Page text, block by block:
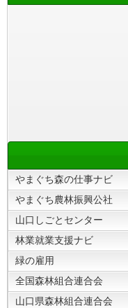
やまぐち森の仕事ナビ
やまぐち農林振興公社
山口しごとセンター
林業就業支援ナビ
緑の雇用
全国森林組合連合会
山口県森林組合連合会